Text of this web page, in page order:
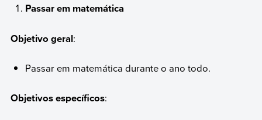
Passar em matemática
Objetivo geral:
Passar em matemática durante o ano todo.
Objetivos específicos: